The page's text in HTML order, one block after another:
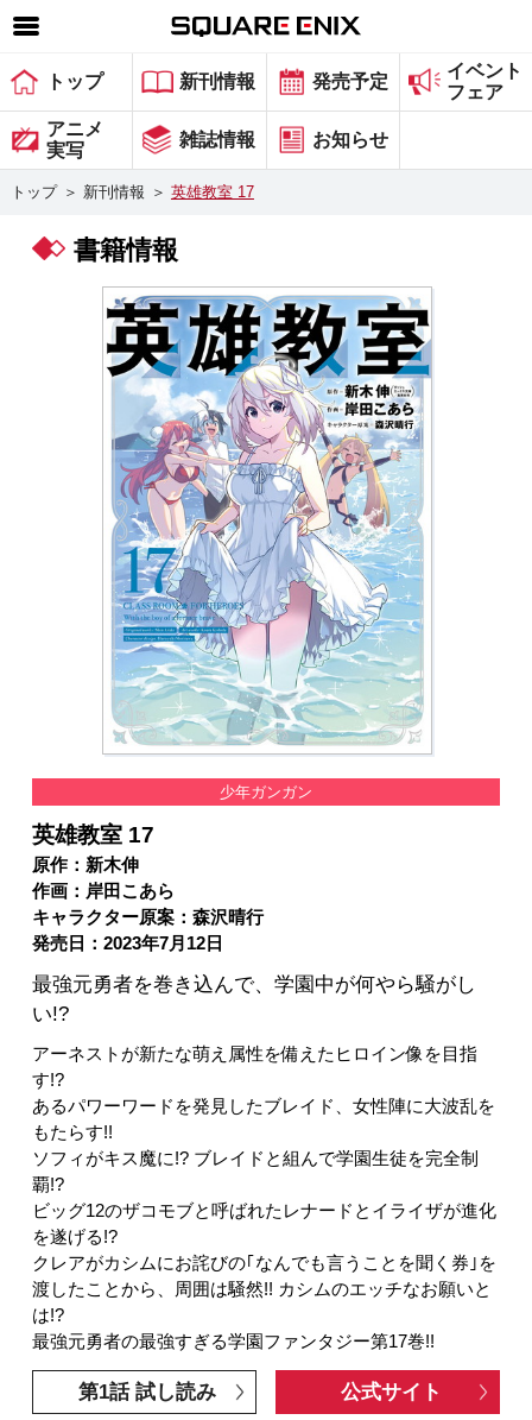
SQUARE ENIX 公式サイトメニュー
ゲーム
マガジン＆ブックス
グッズ
会社情報 採用情報
スクウェア・エニックス サイト内検索
トップ 新刊情報 発売予定
イベント
フェア
アニメ
実写
雑誌情報 お知らせ
トップ ＞ 新刊情報 ＞ 英雄教室 17
書籍情報
少年ガンガン
英雄教室 17
原作：新木伸
作画：岸田こあら
キャラクター原案：森沢晴行
発売日：2023年7月12日
最強元勇者を巻き込んで、学園中が何やら騒がし
い!?
アーネストが新たな萌え属性を備えたヒロイン像を目指
す!?
あるパワーワードを発見したブレイド、女性陣に大波乱を
もたらす!!
ソフィがキス魔に!? ブレイドと組んで学園生徒を完全制
覇!?
ビッグ12のザコモブと呼ばれたレナードとイライザが進化
を遂げる!?
クレアがカシムにお詫びの｢なんでも言うことを聞く券｣を
渡したことから、周囲は騒然!! カシムのエッチなお願いと
は!?
最強元勇者の最強すぎる学園ファンタジー第17巻!!
第1話 試し読み 公式サイト